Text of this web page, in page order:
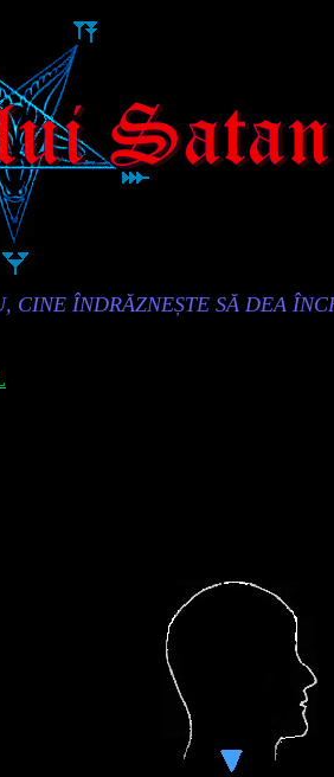
ÎNDRĂZNEȘTE SĂ DEA